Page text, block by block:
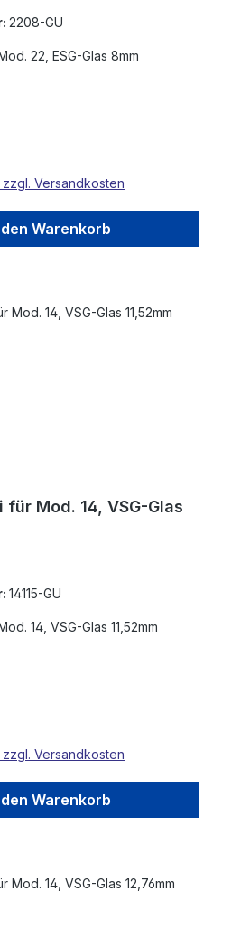
2208-GU
22, ESG-Glas 8mm
Versandkosten
Warenkorb
für Mod. 14, VSG-Glas
14115-GU
14, VSG-Glas 11,52mm
Versandkosten
Warenkorb